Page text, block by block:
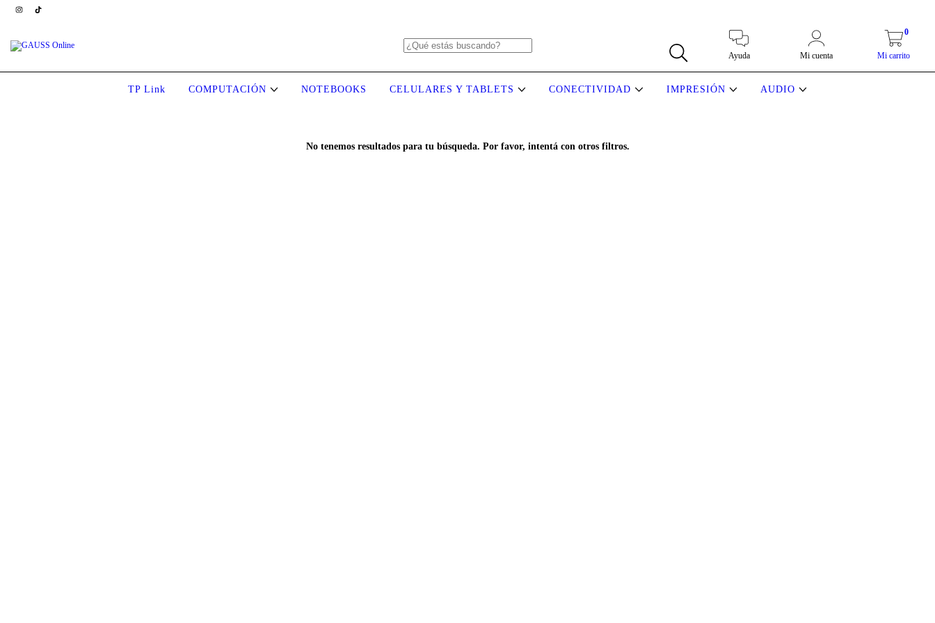
Ayuda Mi cuenta Mi carrito
0
TP Link COMPUTACIÓN NOTEBOOKS CELULARES Y TABLETS CONECTIVIDAD IMPRESIÓN AUDIO
No tenemos resultados para tu búsqueda. Por favor, intentá con otros filtros.